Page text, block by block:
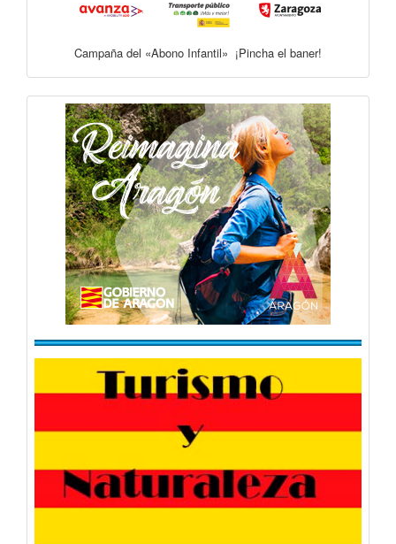
Campaña del «Abono Infantil» ¡Pincha el baner!